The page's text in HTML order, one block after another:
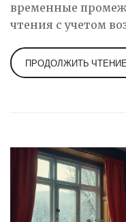
временные
чтения с учетом
советы по выбору
комфортной
эмоциональную
ПРОДОЛЖИТЬ